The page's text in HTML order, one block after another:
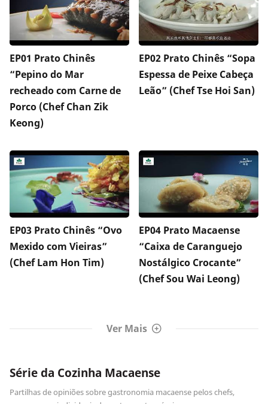
EP01 Prato Chinês
“Pepino do Mar
recheado com Carne de
Porco (Chef Chan Zik
Keong)
EP02 Prato Chinês “Sopa
Espessa de Peixe Cabeça
Leão” (Chef Tse Hoi San)
EP03 Prato Chinês “Ovo
Mexido com Vieiras”
(Chef Lam Hon Tim)
EP04 Prato Macaense
“Caixa de Caranguejo
Nostálgico Crocante”
(Chef Sou Wai Leong)
Ver Mais
Série da Cozinha Macaense
Partilhas de opiniões sobre gastronomia macaense pelos chefs,